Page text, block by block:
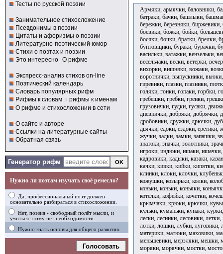
Тесты по русской поэзии
Занимательное стихосложение
Псевдонимы в поэзии
Цитаты и афоризмы о поэзии
Литературно-поэтический юмор
Стихи о поэтах и поэзии
Это интересно О рифме
Экспресс-анализ стихов on-line
Поэтический календарь
Словарь популярных рифм
Рифмы к словам и рифмы к именам
О рифме и стихосложении в сети
О сайте и авторе
Ссылки на литературные сайты
Обратная связь
Генератор рифм
Нужно ли поэтам изучать своё ремесло?
Да, профессиональный поэт должен
основательно разбираться в стихосложении.
Нет, поэзия - свободный полёт мысли, и
учиться этому нет необходимости.
Нужно знать основы для общего развития.
Голосовать
Армяки, армячки, баловники,
батраки, бачки, башлыки,
бережки, березняки,
боевики, божки, бойки,
босяки, бочки, братки, брелки,
бунтовщики, бураки, бурачки,
васильки, ватажки, вензельки,
весельчаки, вески, ветерки,
вихорки, вишняки, вожаки,
воротнички, выпускники,
гиревики, глазки, глазники,
голяки, гонки, гопаки, горбки,
гребешки, гребки, гренки,
грузовички, гудки, гусаки,
дневнички, добряки,
дробовики, дружки, дрючки,
дьячки, едоки, ездоки,
жучки, задки, замки, запашки,
знатоки, значки, золотники,
игроки, индюки, ишаки, ишачки,
кадровики, кадыки, казаки,
качки, кивки, кийки, кипятки,
клинки, клоки, клочки,
кожушки, козырьки, колки,
коньки, коньки, коньяки,
котелки, кофейки, кочетки,
крымчаки, крюки, крючки,
кульки, куманьки, кунаки,
лески, лесники, лесовики,
лотки, лошки, лубки, луговики,
материки, матюки, маховики,
меньшевики, мерзляки, мешки,
моряки, морячки, мостки,